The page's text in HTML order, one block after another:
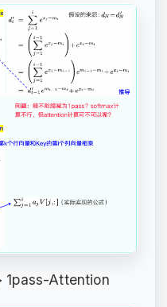
1pass-Attention